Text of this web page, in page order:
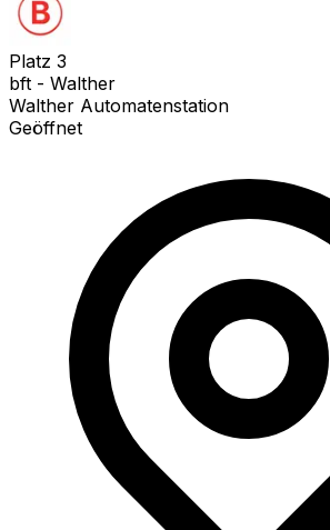
Platz 3
bft - Walther
Walther Automatenstation
Geöffnet